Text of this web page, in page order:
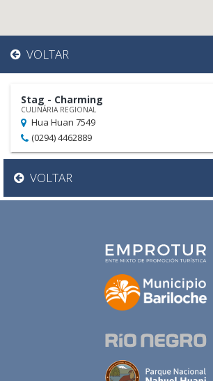
VOLTAR
Stag - Charming
CULINÁRIA REGIONAL
Hua Huan 7549
(0294) 4462889
VOLTAR